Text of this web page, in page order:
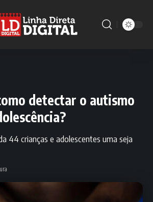
detectar o autismo
44 crianças e adolescentes uma seja